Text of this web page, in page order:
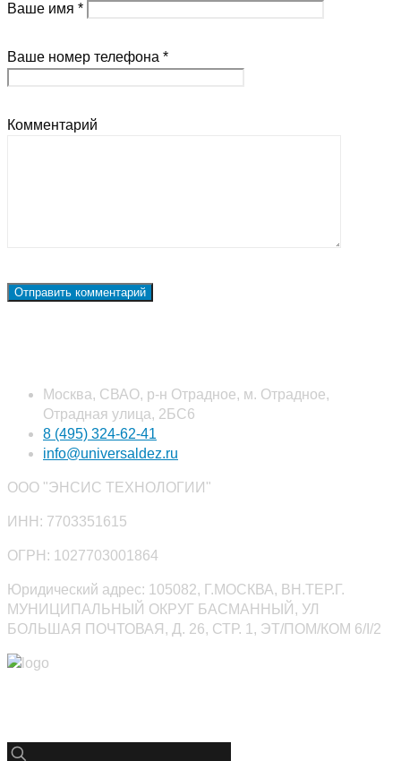
Комментарий
Ваше имя *
Ваше номер телефона *
Москва, СВАО, р-н Отрадное, м. Отрадное,
Отрадная улица, 2БС6
8 (495) 324-62-41
info@universaldez.ru
ООО "ЭНСИС ТЕХНОЛОГИИ"
ИНН: 7703351615
ОГРН: 1027703001864
Юридический адрес: 105082, Г.МОСКВА, ВН.ТЕР.Г.
МУНИЦИПАЛЬНЫЙ ОКРУГ БАСМАННЫЙ, УЛ
БОЛЬШАЯ ПОЧТОВАЯ, Д. 26, СТР. 1, ЭТ/ПОМ/КОМ 6/I/2